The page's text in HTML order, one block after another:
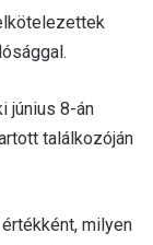
június 8-án
találkozóján
milyen